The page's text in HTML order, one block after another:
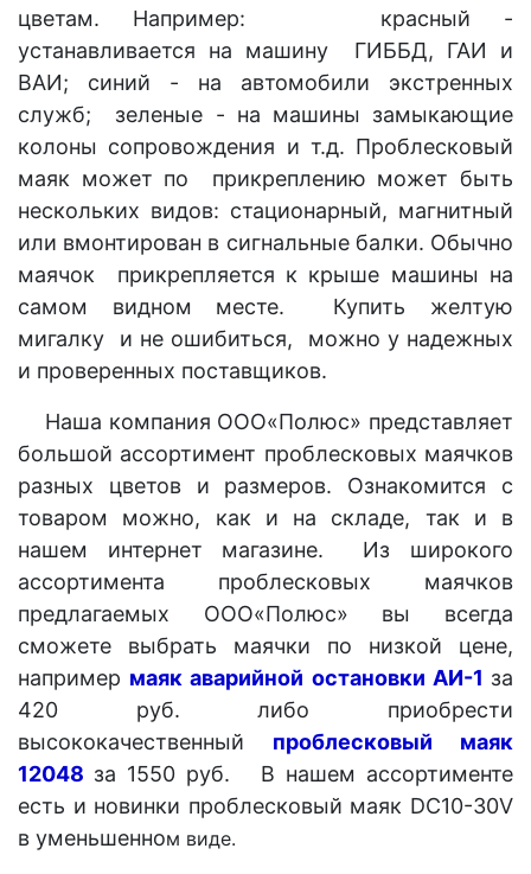
цветам. Например: красный -
устанавливается на машину ГИББД, ГАИ и
ВАИ; синий - на автомобили экстренных
служб; зеленые - на машины замыкающие
колоны сопровождения и т.д. Проблесковый
маяк может по прикреплению может быть
нескольких видов: стационарный, магнитный
или вмонтирован в сигнальные балки. Обычно
маячок прикрепляется к крыше машины на
самом видном месте. Купить желтую
мигалку и не ошибиться, можно у надежных
и проверенных поставщиков.
Наша компания ООО«Полюс» представляет
большой ассортимент проблесковых маячков
разных цветов и размеров. Ознакомится с
товаром можно, как и на складе, так и в
нашем интернет магазине. Из широкого
ассортимента проблесковых маячков
предлагаемых ООО«Полюс» вы всегда
сможете выбрать маячки по низкой цене,
например маяк аварийной остановки АИ-1 за
420 руб. либо приобрести
высококачественный проблесковый маяк
12048 за 1550 руб. В нашем ассортименте
есть и новинки проблесковый маяк DC10-30V
в уменьшенном виде.